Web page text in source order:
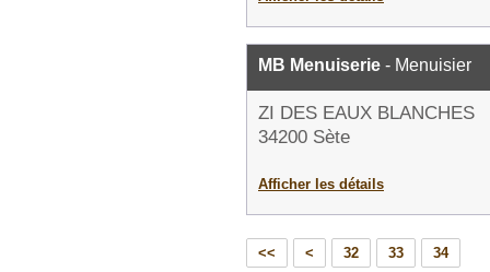
MB Menuiserie - Menuisier
ZI DES EAUX BLANCHES
34200 Sète
Afficher les détails
<< < 32 33 34